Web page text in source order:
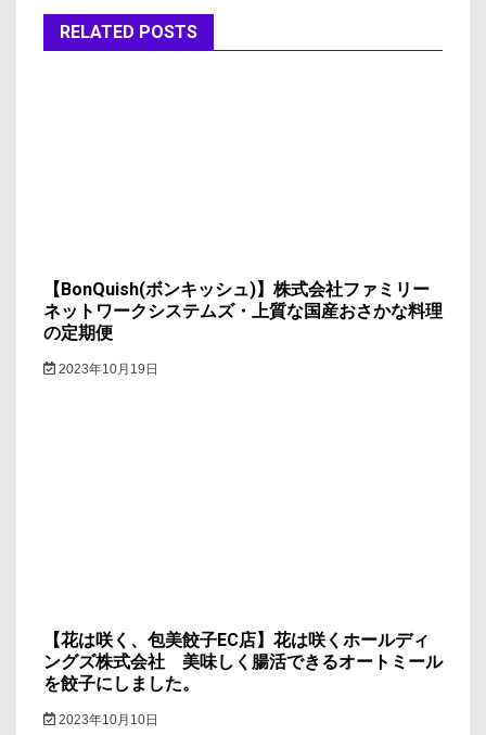
ー RELATED POSTS
【BonQuish(ボンキッシュ)】株式会社ファミリー
ネットワークシステムズ・上質な国産おさかな料理
の定期便
2023年10月19日
【花は咲く、包美餃子EC店】花は咲くホールディ
ングズ株式会社 美味しく腸活できるオートミール
を餃子にしました。
2023年10月10日